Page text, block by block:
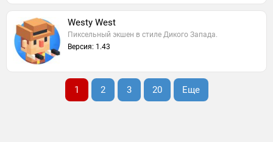
Westy West
Пиксельный экшен в стиле Дикого Запада.
Версия: 1.43
1 2 3 20 Еще